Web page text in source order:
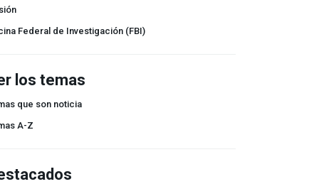
Federal de Investigación (FBI)
los temas
que son noticia
A-Z